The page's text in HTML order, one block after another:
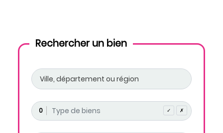
Rechercher un bien
0 ✓ ✗